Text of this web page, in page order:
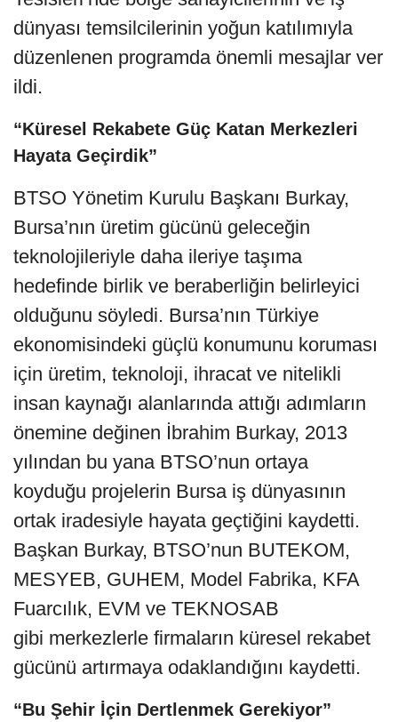
dünyası temsilcilerinin yoğun katılımıyla
düzenlenen programda önemli mesajlar ver
ildi.
“Küresel Rekabete Güç Katan Merkezleri
Hayata Geçirdik”
BTSO Yönetim Kurulu Başkanı Burkay,
Bursa’nın üretim gücünü geleceğin
teknolojileriyle daha ileriye taşıma
hedefinde birlik ve beraberliğin belirleyici
olduğunu söyledi. Bursa’nın Türkiye
ekonomisindeki güçlü konumunu koruması
için üretim, teknoloji, ihracat ve nitelikli
insan kaynağı alanlarında attığı adımların
önemine değinen İbrahim Burkay, 2013
yılından bu yana BTSO’nun ortaya
koyduğu projelerin Bursa iş dünyasının
ortak iradesiyle hayata geçtiğini kaydetti.
Başkan Burkay, BTSO’nun BUTEKOM,
MESYEB, GUHEM, Model Fabrika, KFA
Fuarcılık, EVM ve TEKNOSAB
gibi merkezlerle firmaların küresel rekabet
gücünü artırmaya odaklandığını kaydetti.
“Bu Şehir İçin Dertlenmek Gerekiyor”